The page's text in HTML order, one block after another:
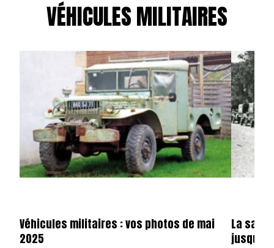
VÉHICULES MILITAIRES
Véhicules militaires : vos photos de mai
2025
La